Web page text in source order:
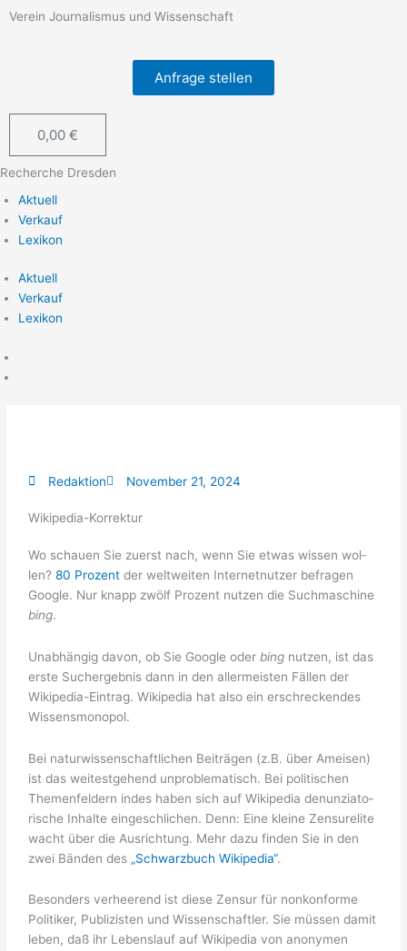
ZumVerein Journalismus und Wissenschaft
Anfrage stellen
0,00 €
Recherche Dresden
Aktuell
Verkauf
Lexikon
Aktuell
Verkauf
Lexikon
Redaktion November 21, 2024
Wikipedia-Korrektur
Wo schau­en Sie zuerst nach, wenn Sie etwas wis­sen wol­
len?80 Pro­zent der welt­wei­ten Inter­net­nut­zer befra­gen
Goog­le. Nur knapp zwölf Pro­zent nut­zen die Such­ma­schi­ne
bing.
Unab­hän­gig davon, ob Sie Goog­le oder bing nut­zen, ist das
ers­te Such­ergeb­nis dann in den aller­meis­ten Fäl­len der
Wiki­pe­dia-Ein­trag. Wiki­pe­dia hat also ein erschre­cken­des
Wissensmonopol.
Bei natur­wis­sen­schaft­li­chen Bei­trä­gen (z.B. über Amei­sen)
ist das wei­test­ge­hend unpro­ble­ma­tisch. Bei poli­ti­schen
The­men­fel­dern indes haben sich auf Wiki­pe­dia denun­zia­to­
ri­sche Inhal­te ein­ge­schli­chen. Denn: Eine klei­ne Zen­sure­li­te
wacht über die Aus­rich­tung. Mehr dazu fin­den Sie in den
zwei Bän­den des „Schwarz­buch Wiki­pe­dia“.
Beson­ders ver­hee­rend ist die­se Zen­sur für non­kon­for­me
Poli­ti­ker, Publi­zis­ten und Wis­sen­schaft­ler. Sie müs­sen damit
leben, daß ihr Lebens­lauf auf Wiki­pe­dia von anony­men